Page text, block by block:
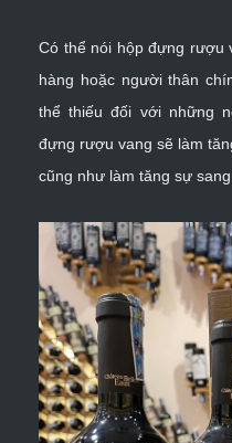
Có thể nói hộp đựng rượu
hàng hoặc người thân
thể thiếu đối với những
đựng rượu vang sẽ làm
cũng như làm tăng sự